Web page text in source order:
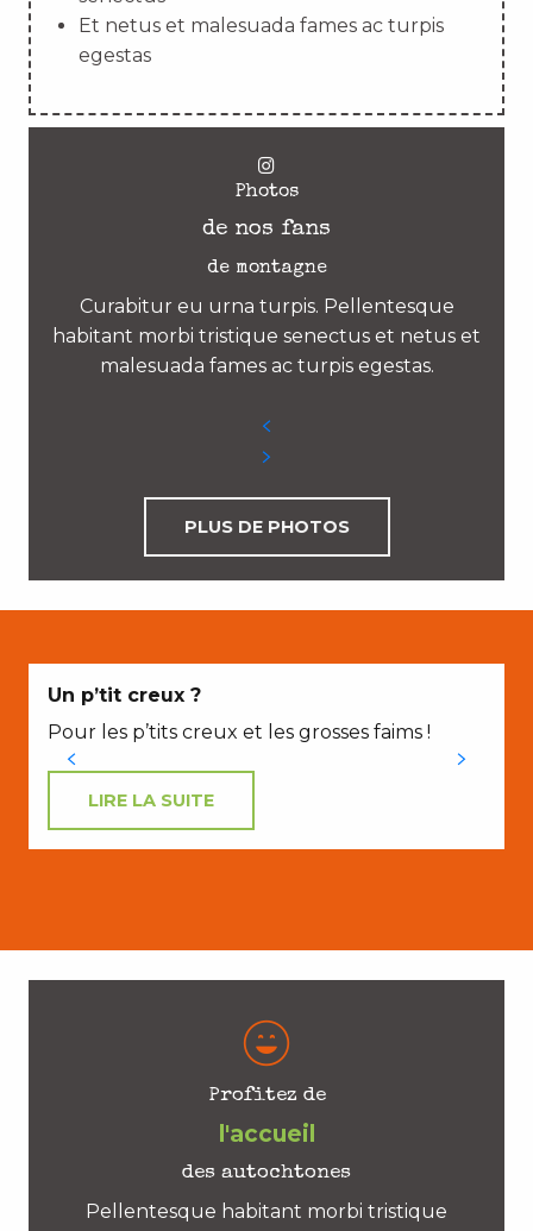
Et netus et malesuada fames ac turpis
egestas
Photos
de nos fans
de montagne
Curabitur eu urna turpis. Pellentesque
habitant morbi tristique senectus et netus et
malesuada fames ac turpis egestas.
PLUS DE PHOTOS
Un p’tit creux ?
Pour les p’tits creux et les grosses faims !
LIRE LA SUITE
Profitez de
l'accueil
des autochtones
Pellentesque habitant morbi tristique